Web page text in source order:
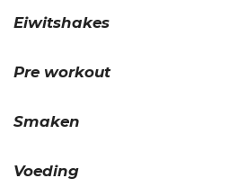
Eiwitshakes
Pre workout
Smaken
Voeding